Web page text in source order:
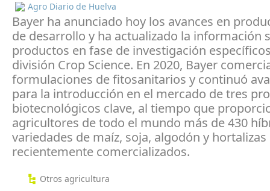
Agro Diario de Huelva
Bayer ha anunciado hoy los avances en
de desarrollo y ha actualizado la información
productos en fase de investigación
división Crop Science. En 2020, Bayer
formulaciones de fitosanitarios y continuó
para la introducción en el mercado de tres
biotecnológicos clave, al tiempo que
agricultores de todo el mundo más de 430
variedades de maíz, soja, algodón y hortalizas
recientemente comercializados.
Otros agricultura